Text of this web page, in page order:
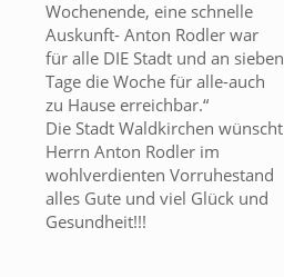
Wochenende, eine schnelle
Auskunft- Anton Rodler war
für alle DIE Stadt und an sieben
Tage die Woche für alle-auch
zu Hause erreichbar.“
Die Stadt Waldkirchen wünscht
Herrn Anton Rodler im
wohlverdienten Vorruhestand
alles Gute und viel Glück und
Gesundheit!!!